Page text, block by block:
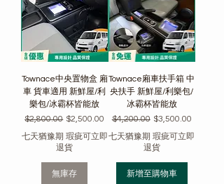
Townace中央置物盒 廂
車 貨車適用 新鮮屋/利
樂包/冰霸杯皆能放
一般價格
$2,800.00 促銷價格
$2,500.00
七天猶豫期 瑕疵可立即
退貨
無庫存
Townace廂車扶手箱 中
央扶手 新鮮屋/利樂包/
冰霸杯皆能放
一般價格
$4,200.00 促銷價格
$3,500.00
七天猶豫期 瑕疵可立即
退貨
新增至購物車